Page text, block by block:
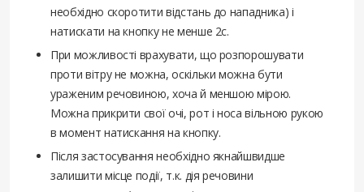
необхідно скоротити відстань до нападника) і
натискати на кнопку не менше 2с.
При можливості врахувати, що розпорошувати
проти вітру не можна, оскільки можна бути
ураженим речовиною, хоча й меншою мірою.
Можна прикрити свої очі, рот і носа вільною рукою
в момент натискання на кнопку.
Після застосування необхідно якнайшвидше
залишити місце події, т.к. дія речовини